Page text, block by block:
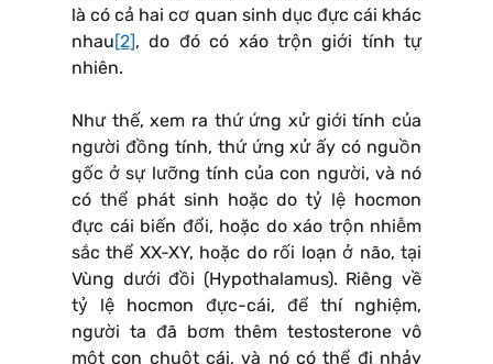
là có cả hai cơ quan sinh dục đực cái khác
nhau[2], do đó có xáo trộn giới tính tự
nhiên.
Như thế, xem ra thứ ứng xử giới tính của
người đồng tính, thứ ứng xử ấy có nguồn
gốc ở sự lưỡng tính của con người, và nó
có thể phát sinh hoặc do tỷ lệ hocmon
đực cái biến đổi, hoặc do xáo trộn nhiễm
sắc thể XX-XY, hoặc do rối loạn ở não, tại
Vùng dưới đồi (Hypothalamus). Riêng về
tỷ lệ hocmon đực-cái, để thí nghiệm,
người ta đã bơm thêm testosterone vô
một con chuột cái, và nó có thể đi nhảy